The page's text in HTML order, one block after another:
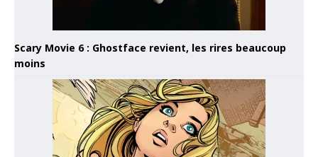
Scary Movie 6 : Ghostface revient, les rires beaucoup
moins